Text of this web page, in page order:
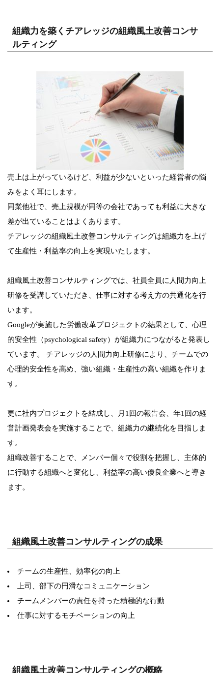
組織力を築くチアレッジの組織風土改善コンサ
ルティング
売上は上がっているけど、利益が少ないといった経営者の悩
みをよく耳にします。
同業他社で、売上規模が同等の会社であっても利益に大きな
差が出ていることはよくあります。
チアレッジの組織風土改善コンサルティングは組織力を上げ
て生産性・利益率の向上を実現いたします。
組織風土改善コンサルティングでは、社員全員に人間力向上
研修を受講していただき、仕事に対する考え方の共通化を行
います。
Googleが実施した労働改革プロジェクトの結果として、心理
的安全性（psychological safety）が組織力につながると発表し
ています。 チアレッジの人間力向上研修により、チームでの
心理的安全性を高め、強い組織・生産性の高い組織を作りま
す。
更に社内プロジェクトを結成し、月1回の報告会、年1回の経
営計画発表会を実施することで、組織力の継続化を目指しま
す。
組織改善することで、メンバー個々で役割を把握し、主体的
に行動する組織へと変化し、利益率の高い優良企業へと導き
ます。
組織風土改善コンサルティングの成果
チームの生産性、効率化の向上
上司、部下の円滑なコミュニケーション
チームメンバーの責任を持った積極的な行動
仕事に対するモチベーションの向上
組織風土改善コンサルティングの概略